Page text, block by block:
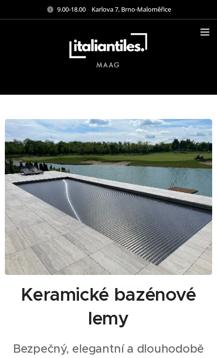
9.00-18.00 Karlova 7, Brno-Maloměřice
Keramické bazénové
lemy
Bezpečný, elegantní a dlouhodobě